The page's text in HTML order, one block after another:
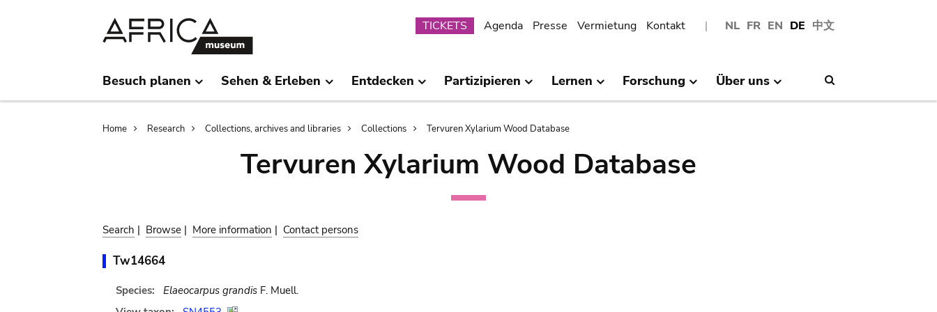
NL FR EN DE 中文
Submenu
TICKETS Agenda Presse Vermietung Kontakt
Besuch planen Sehen & Erleben Entdecken Partizipieren Lernen Forschung Über uns
Breadcrumb
Home Research Collections, archives and libraries Collections Tervuren Xylarium Wood Database
Tervuren Xylarium Wood Database
Search | Browse | More information | Contact persons
Tw14664
Species: Elaeocarpus grandisF. Muell.